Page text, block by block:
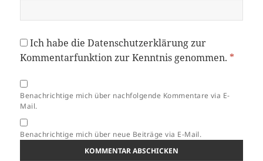
Ich habe dieDatenschutzerklärungzur
Kommentarfunktion zur Kenntnis genommen. *
Benachrichtige mich über nachfolgende Kommentare via E-
Mail.
Benachrichtige mich über neue Beiträge via E-Mail.